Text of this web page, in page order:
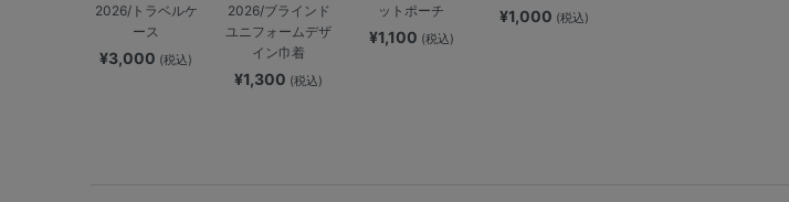
2026/トラベルケ
ース
¥3,000 (税込)
2026/ブラインド
ユニフォームデザ
イン巾着
¥1,300 (税込)
ットポーチ
¥1,100 (税込)
¥1,000 (税込)